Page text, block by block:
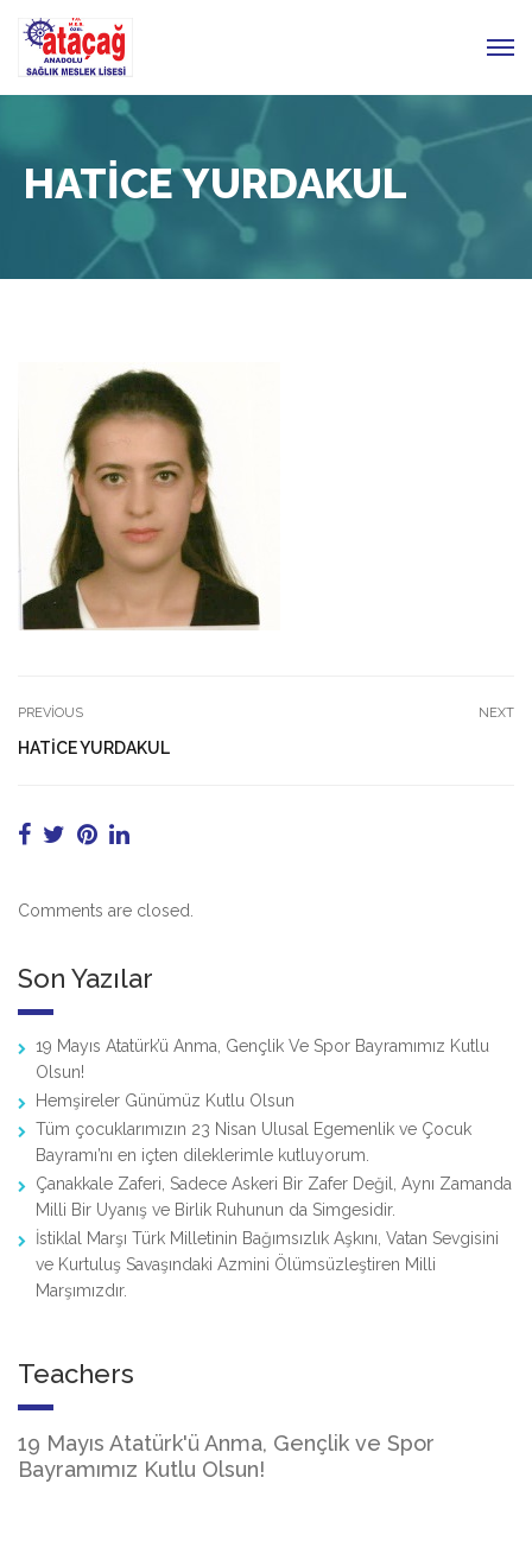
HATİCE YURDAKUL
PREVIOUS
HATİCE YURDAKUL
NEXT
Comments are closed.
Son Yazılar
19 Mayıs Atatürk’ü Anma, Gençlik Ve Spor Bayramımız Kutlu
Olsun!
Hemşireler Günümüz Kutlu Olsun
Tüm çocuklarımızın 23 Nisan Ulusal Egemenlik ve Çocuk
Bayramı’nı en içten dileklerimle kutluyorum.
Çanakkale Zaferi, Sadece Askeri Bir Zafer Değil, Aynı Zamanda
Milli Bir Uyanış ve Birlik Ruhunun da Simgesidir.
İstiklal Marşı Türk Milletinin Bağımsızlık Aşkını, Vatan Sevgisini
ve Kurtuluş Savaşındaki Azmini Ölümsüzleştiren Milli
Marşımızdır.
Teachers
19 Mayıs Atatürk'ü Anma, Gençlik ve Spor
Bayramımız Kutlu Olsun!